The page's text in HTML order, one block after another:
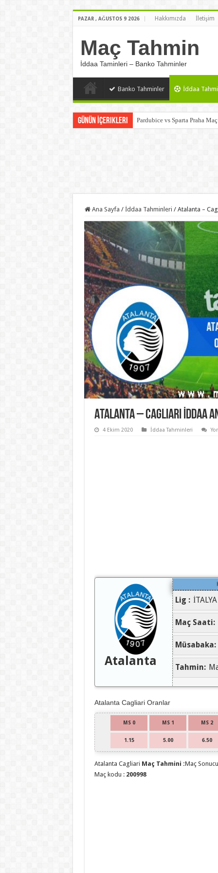
PAZAR , AĞUSTOS 9 2026 Hakkımızda İletişim
Maç Tahmin
İddaa Taminleri – Banko Tahminler
Banko Tahminler İddaa
Günün İçerikleri Pardubice vs Sparta Praha
Ana Sayfa / İddaa Tahminleri / Atalanta –
Atalanta – Cagliari İddaa
4 Ekim 2020 İddaa Tahminleri
Atalanta
Lig :
Maç Saati:
Müsabaka:
Tahmin:
Atalanta Cagliari Oranlar
MS 0 MS 1 MS 2
1.15 5.00 6.50
Atalanta Cagliari Maç Tahmini :Maç
Maç kodu : 200998